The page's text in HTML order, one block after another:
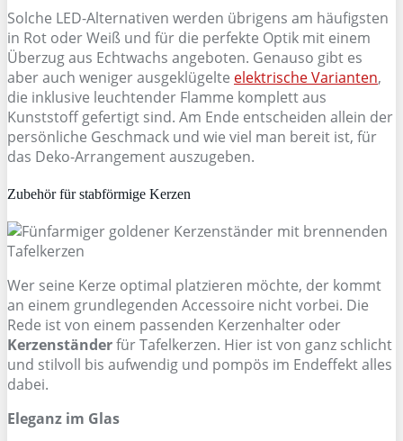
Solche LED-Alternativen werden übrigens am häufigsten
in Rot oder Weiß und für die perfekte Optik mit einem
Überzug aus Echtwachs angeboten. Genauso gibt es
aber auch weniger ausgeklügelte elektrische Varianten,
die inklusive leuchtender Flamme komplett aus
Kunststoff gefertigt sind. Am Ende entscheiden allein der
persönliche Geschmack und wie viel man bereit ist, für
das Deko-Arrangement auszugeben.
Zubehör für stabförmige Kerzen
Wer seine Kerze optimal platzieren möchte, der kommt
an einem grundlegenden Accessoire nicht vorbei. Die
Rede ist von einem passenden Kerzenhalter oder
Kerzenständerfür Tafelkerzen. Hier ist von ganz schlicht
und stilvoll bis aufwendig und pompös im Endeffekt alles
dabei.
Eleganz im Glas